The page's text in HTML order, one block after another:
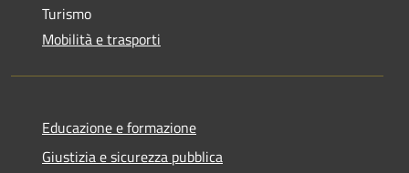
Turismo
Mobilità e trasporti
Educazione e formazione
Giustizia e sicurezza pubblica